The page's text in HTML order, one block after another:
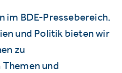
im BDE-Pressebereich.
und Politik bieten wir
zu
und